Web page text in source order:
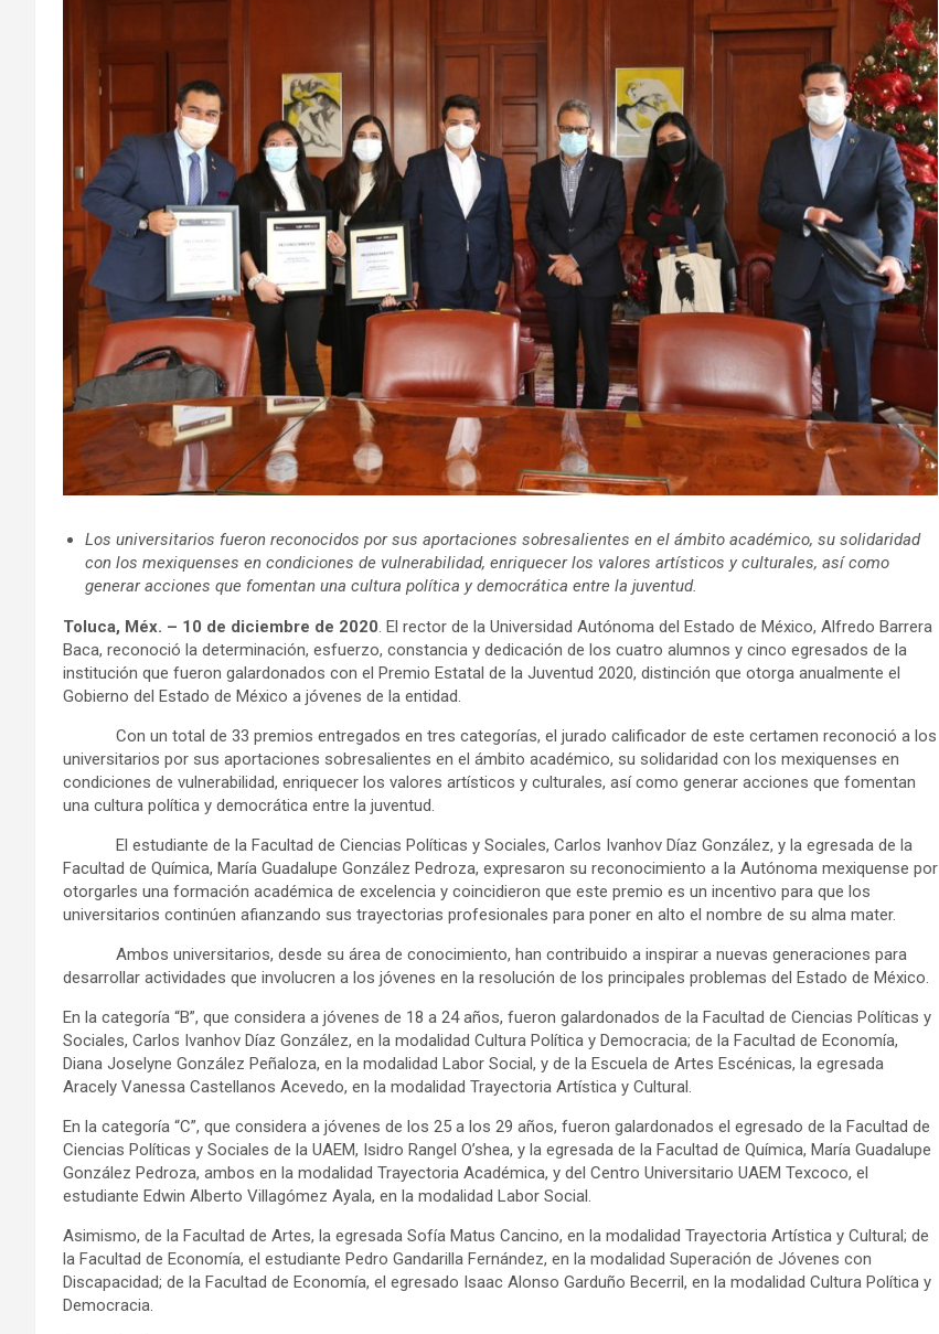
Los universitarios fueron reconocidos por sus aportaciones sobresalientes en el ámbito académico, su solidaridad
con los mexiquenses en condiciones de vulnerabilidad, enriquecer los valores artísticos y culturales, así como
generar acciones que fomentan una cultura política y democrática entre la juventud.
Toluca, Méx. – 10 de diciembre de 2020. El rector de la Universidad Autónoma del Estado de México, Alfredo Barrera
Baca, reconoció la determinación, esfuerzo, constancia y dedicación de los cuatro alumnos y cinco egresados de la
institución que fueron galardonados con el Premio Estatal de la Juventud 2020, distinción que otorga anualmente el
Gobierno del Estado de México a jóvenes de la entidad.
Con un total de 33 premios entregados en tres categorías, el jurado calificador de este certamen reconoció a los
universitarios por sus aportaciones sobresalientes en el ámbito académico, su solidaridad con los mexiquenses en
condiciones de vulnerabilidad, enriquecer los valores artísticos y culturales, así como generar acciones que fomentan
una cultura política y democrática entre la juventud.
El estudiante de la Facultad de Ciencias Políticas y Sociales, Carlos Ivanhov Díaz González, y la egresada de la
Facultad de Química, María Guadalupe González Pedroza, expresaron su reconocimiento a la Autónoma mexiquense por
otorgarles una formación académica de excelencia y coincidieron que este premio es un incentivo para que los
universitarios continúen afianzando sus trayectorias profesionales para poner en alto el nombre de su alma mater.
Ambos universitarios, desde su área de conocimiento, han contribuido a inspirar a nuevas generaciones para
desarrollar actividades que involucren a los jóvenes en la resolución de los principales problemas del Estado de México.
En la categoría “B”, que considera a jóvenes de 18 a 24 años, fueron galardonados de la Facultad de Ciencias Políticas y
Sociales, Carlos Ivanhov Díaz González, en la modalidad Cultura Política y Democracia; de la Facultad de Economía,
Diana Joselyne González Peñaloza, en la modalidad Labor Social, y de la Escuela de Artes Escénicas, la egresada
Aracely Vanessa Castellanos Acevedo, en la modalidad Trayectoria Artística y Cultural.
En la categoría “C”, que considera a jóvenes de los 25 a los 29 años, fueron galardonados el egresado de la Facultad de
Ciencias Políticas y Sociales de la UAEM, Isidro Rangel O’shea, y la egresada de la Facultad de Química, María Guadalupe
González Pedroza, ambos en la modalidad Trayectoria Académica, y del Centro Universitario UAEM Texcoco, el
estudiante Edwin Alberto Villagómez Ayala, en la modalidad Labor Social.
Asimismo, de la Facultad de Artes, la egresada Sofía Matus Cancino, en la modalidad Trayectoria Artística y Cultural; de
la Facultad de Economía, el estudiante Pedro Gandarilla Fernández, en la modalidad Superación de Jóvenes con
Discapacidad; de la Facultad de Economía, el egresado Isaac Alonso Garduño Becerril, en la modalidad Cultura Política y
Democracia.